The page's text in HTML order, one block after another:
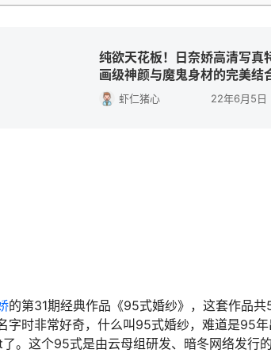
纯欲天花板！日奈娇高清写真
画级神颜与魔鬼身材的完美结
虾仁猪心 22年6月5日
的第31期经典作品《95式婚纱》，这套作品共
字时非常好奇，什么叫95式婚纱，难道是95
。这个95式是由云母组研发、暗冬网络发行